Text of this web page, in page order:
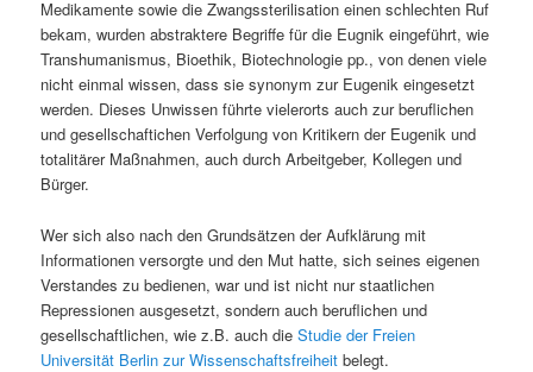
Medikamente sowie die Zwangssterilisation einen schlechten Ruf
bekam, wurden abstraktere Begriffe für die Eugnik eingeführt, wie
Transhumanismus, Bioethik, Biotechnologie pp., von denen viele
nicht einmal wissen, dass sie synonym zur Eugenik eingesetzt
werden. Dieses Unwissen führte vielerorts auch zur beruflichen
und gesellschaftichen Verfolgung von Kritikern der Eugenik und
totalitärer Maßnahmen, auch durch Arbeitgeber, Kollegen und
Bürger.
Wer sich also nach den Grundsätzen der Aufklärung mit
Informationen versorgte und den Mut hatte, sich seines eigenen
Verstandes zu bedienen, war und ist nicht nur staatlichen
Repressionen ausgesetzt, sondern auch beruflichen und
gesellschaftlichen, wie z.B. auch dieStudie der Freien
Universität Berlin zur Wissenschaftsfreiheitbelegt.